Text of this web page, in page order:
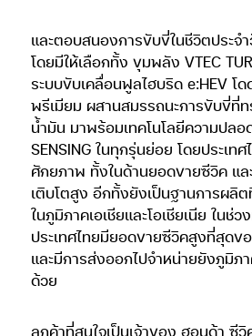
และตอบสนองการขับขี่ในชีวิตประจ
โดยมีให้เลือกทั้ง ขุมพลัง VTEC
ระบบขับเคลื่อนฟูลไฮบริด e:HEV โ
พรีเมียม ผสานสมรรถนะการขับขี่ที่
น้ำมัน มาพร้อมเทคโนโลยีความปลอ
SENSING ในทุกรุ่นย่อย โดยประเท
ศักยภาพ ทั้งในด้านยอดขายซีวิค แล
เติบโตสูง อีกทั้งยังเป็นฐานการผลิ
ในภูมิภาคเอเชียและโอเชียเนีย ในช่
ประเทศไทยมียอดขายซีวิคสูงที่สุดข
และมีการส่งออกไปจำหน่ายยังภูมิภ
ด้วย
ลูกค้าที่สนใจเป็นเจ้าของ ฮอนด้า ซี